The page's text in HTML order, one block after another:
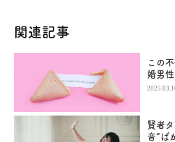
関連記事
この
婚男
賢者
音”ば